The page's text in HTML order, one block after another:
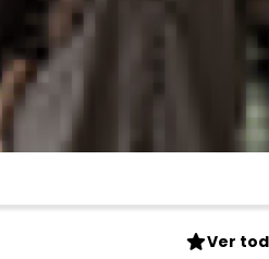
demais tecido bem leve e gostoso
Ver